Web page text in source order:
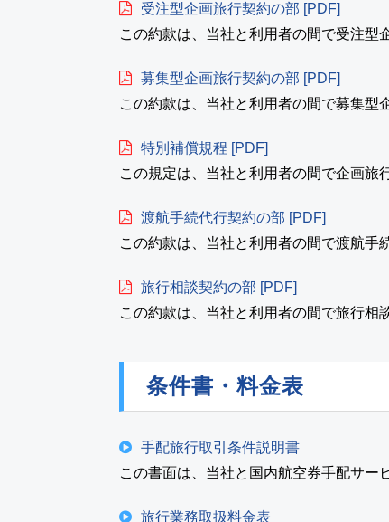
受注型企画旅行契約の部 [PDF]
この約款は、当社と利用者の間で受注型
募集型企画旅行契約の部 [PDF]
この約款は、当社と利用者の間で募集型
特別補償規程 [PDF]
この規定は、当社と利用者の間で企画旅
渡航手続代行契約の部 [PDF]
この約款は、当社と利用者の間で渡航手
旅行相談契約の部 [PDF]
この約款は、当社と利用者の間で旅行相
条件書・料金表
手配旅行取引条件説明書
この書面は、当社と国内航空券手配サー
旅行業務取扱料金表